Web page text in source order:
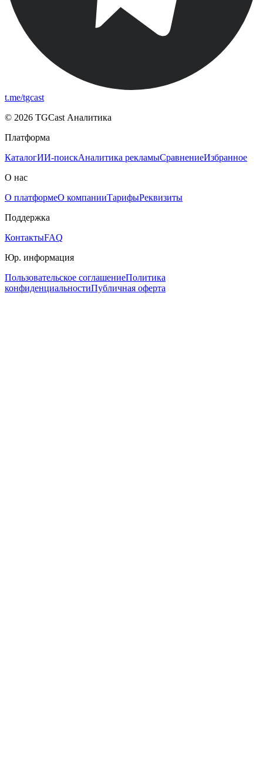
t.me/tgcast
© 2026 TGCast Аналитика
Платформа
КаталогИИ-поискАналитика рекламыСравнениеИзбранное
О нас
О платформеО компанииТарифыРеквизиты
Поддержка
КонтактыFAQ
Юр. информация
Пользовательское соглашениеПолитика
конфиденциальностиПубличная оферта